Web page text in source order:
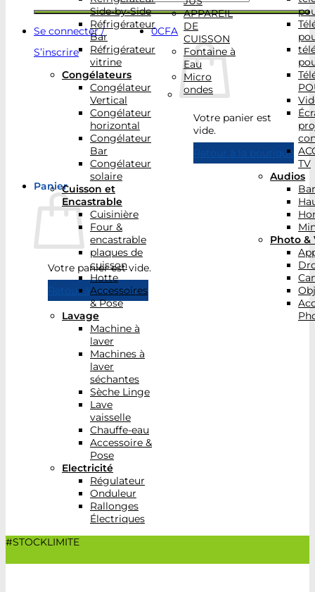
Se connecter /
S’inscrire
0CFA
Votre panier est
vide.
Retour à la boutique
Panier
Votre panier est vide.
Retour à la boutique
Side-by-Side
Réfrigérateur
Bar
Réfrigérateur
vitrine
Congélateurs
Congélateur
Vertical
Congélateur
horizontal
Congélateur
Bar
Congélateur
solaire
Cuisson et
Encastrable
Cuisinière
Four &
encastrable
plaques de
cuisson
Hotte
Accessoires
& Pose
Lavage
Machine à
laver
Machines à
laver
séchantes
Sèche Linge
Lave
vaisselle
Chauffe-eau
Accessoire &
Pose
Electricité
Régulateur
Onduleur
Rallonges
Électriques
APPAREIL
DE
CUISSON
Fontaine à
Eau
Micro
ondes
TV
Audios
Photo &
#STOCKLIMITE